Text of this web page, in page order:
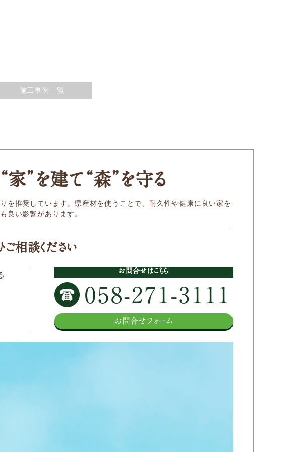
施工事例一覧
“家” を建て“森” を守る
を推奨しています。県産材を使うことで、耐久性や健康に良い家を
良い影響があります。
ご相談ください
お問合せはこちら
058-271-3111
お問合せフォーム